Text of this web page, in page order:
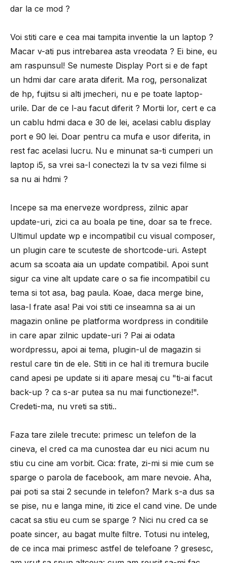
dar la ce mod ?
Voi stiti care e cea mai tampita inventie la un laptop ?
Macar v-ati pus intrebarea asta vreodata ? Ei bine, eu
am raspunsul! Se numeste Display Port si e de fapt
un hdmi dar care arata diferit. Ma rog, personalizat
de hp, fujitsu si alti jmecheri, nu e pe toate laptop-
urile. Dar de ce l-au facut diferit ? Mortii lor, cert e ca
un cablu hdmi daca e 30 de lei, acelasi cablu display
port e 90 lei. Doar pentru ca mufa e usor diferita, in
rest fac acelasi lucru. Nu e minunat sa-ti cumperi un
laptop i5, sa vrei sa-l conectezi la tv sa vezi filme si
sa nu ai hdmi ?
Incepe sa ma enerveze wordpress, zilnic apar
update-uri, zici ca au boala pe tine, doar sa te frece.
Ultimul update wp e incompatibil cu visual composer,
un plugin care te scuteste de shortcode-uri. Astept
acum sa scoata aia un update compatibil. Apoi sunt
sigur ca vine alt update care o sa fie incompatibil cu
tema si tot asa, bag paula. Koae, daca merge bine,
lasa-l frate asa! Pai voi stiti ce inseamna sa ai un
magazin online pe platforma wordpress in conditiile
in care apar zilnic update-uri ? Pai ai odata
wordpressu, apoi ai tema, plugin-ul de magazin si
restul care tin de ele. Stiti in ce hal iti tremura bucile
cand apesi pe update si iti apare mesaj cu "ti-ai facut
back-up ? ca s-ar putea sa nu mai functioneze!".
Credeti-ma, nu vreti sa stiti..
Faza tare zilele trecute: primesc un telefon de la
cineva, el cred ca ma cunostea dar eu nici acum nu
stiu cu cine am vorbit. Cica: frate, zi-mi si mie cum se
sparge o parola de facebook, am mare nevoie. Aha,
pai poti sa stai 2 secunde in telefon? Mark s-a dus sa
se pise, nu e langa mine, iti zice el cand vine. De unde
cacat sa stiu eu cum se sparge ? Nici nu cred ca se
poate sincer, au bagat multe filtre. Totusi nu inteleg,
de ce inca mai primesc astfel de telefoane ? gresesc,